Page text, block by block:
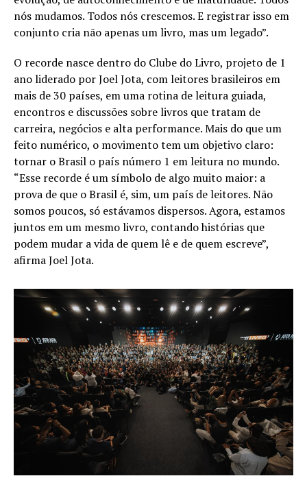
nós mudamos. Todos nós crescemos. E registrar isso em
conjunto cria não apenas um livro, mas um legado”.
O recorde nasce dentro do Clube do Livro, projeto de 1
ano liderado por Joel Jota, com leitores brasileiros em
mais de 30 países, em uma rotina de leitura guiada,
encontros e discussões sobre livros que tratam de
carreira, negócios e alta performance. Mais do que um
feito numérico, o movimento tem um objetivo claro:
tornar o Brasil o país número 1 em leitura no mundo.
“Esse recorde é um símbolo de algo muito maior: a
prova de que o Brasil é, sim, um país de leitores. Não
somos poucos, só estávamos dispersos. Agora, estamos
juntos em um mesmo livro, contando histórias que
podem mudar a vida de quem lê e de quem escreve”,
afirma Joel Jota.